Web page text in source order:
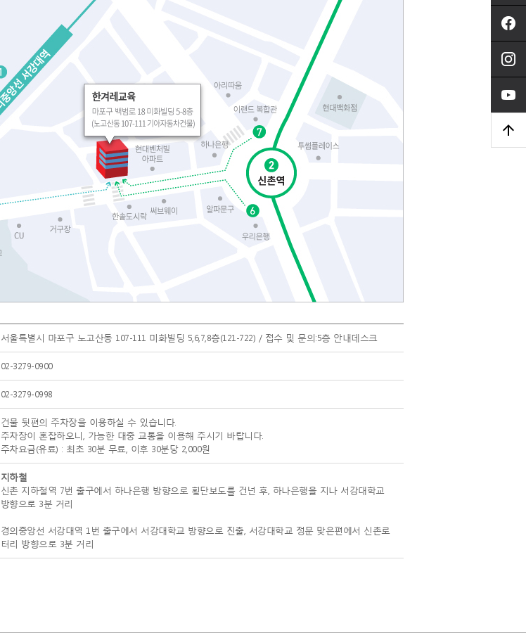
서울특별시 마포구 노고산동 107-111 미화빌딩 5,6,7,8층(121-722) / 접수 및 문의:5층 안내데스크
02-3279-0900
02-3279-0998
건물 뒷편의 주차장을 이용하실 수 있습니다.
주차장이 혼잡하오니, 가능한 대중 교통을 이용해 주시기 바랍니다.
주차요금(유료) : 최초 30분 무료, 이후 30분당 2,000원
지하철
신촌 지하철역 7번 출구에서 하나은행 방향으로 횡단보도를 건넌 후, 하나은행을 지나 서강대학교
방향으로 3분 거리
경의중앙선 서강대역 1번 출구에서 서강대학교 방향으로 진출, 서강대학교 정문 맞은편에서 신촌로
터리 방향으로 3분 거리